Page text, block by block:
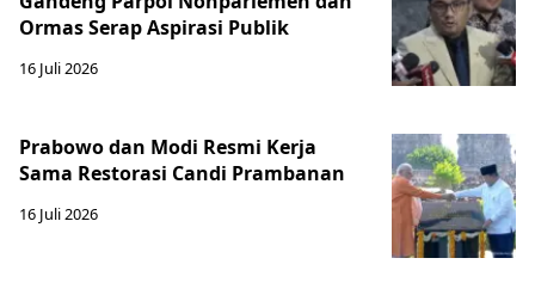
Ormas Serap Aspirasi Publik
16 Juli 2026
Prabowo dan Modi Resmi Kerja
Sama Restorasi Candi Prambanan
16 Juli 2026